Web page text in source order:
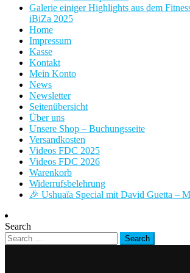
Galerie einiger Highlights aus dem
iBiZa 2025
Home
Impressum
Kasse
Kontakt
Mein Konto
News
Newsletter
Seitenübersicht
Über uns
Unsere Shop – Buchungsseite
Versandkosten
Videos FDC 2025
Videos FDC 2026
Warenkorb
Widerrufsbelehrung
🎉 Ushuaïa Special mit David Guetta –
Search